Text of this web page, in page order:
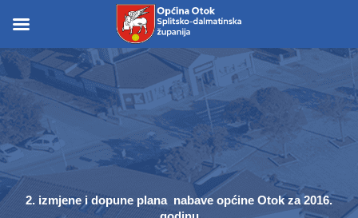
content
content
2. izmjene i dopune plana nabave općine Otok za 2016.